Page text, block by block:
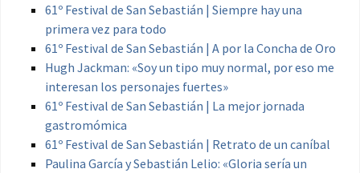
61º Festival de San Sebastián | Siempre hay una
primera vez para todo
61º Festival de San Sebastián | A por la Concha de Oro
Hugh Jackman: «Soy un tipo muy normal, por eso me
interesan los personajes fuertes»
61º Festival de San Sebastián | La mejor jornada
gastromómica
61º Festival de San Sebastián | Retrato de un caníbal
Paulina García y Sebastián Lelio: «Gloria sería un